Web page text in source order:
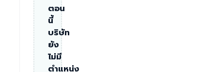
ตอน
นี้
บริษัท
ยัง
ไม่มี
ตำแหน่ง